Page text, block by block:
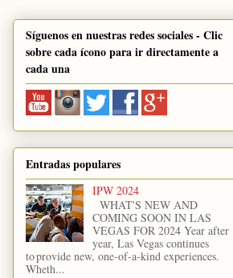
Síguenos en nuestras redes sociales - Clic
sobre cada ícono para ir directamente a
cada una
Entradas populares
IPW 2024
WHAT'S NEW AND
COMING SOON IN LAS
VEGAS FOR 2024 Year after
year, Las Vegas continues
to provide new, one-of-a-kind experiences.
Wheth...